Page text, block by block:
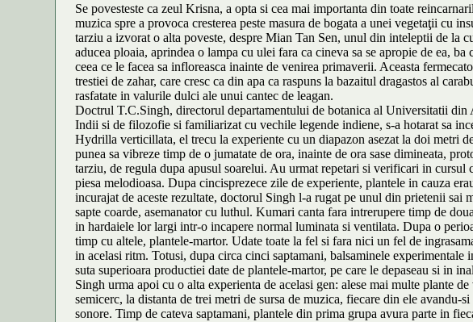
Se povesteste ca zeul Krisna, a opta si cea mai importanta din toate
muzica spre a provoca cresterea peste masura de bogata a unei vegetaţii
tarziu a izvorat o alta poveste, despre Mian Tan Sen, unul din inteleptii de la
aducea ploaia, aprindea o lampa cu ulei fara ca cineva sa se apropie de ea,
ceea ce le facea sa infloreasca inainte de venirea primaverii. Aceasta
trestiei de zahar, care cresc ca din apa ca raspuns la bazaitul dragastos al
rasfatate in valurile dulci ale unui cantec de leagan.
Doctrul T.C.Singh, directorul departamentului de botanica al Universitatii
Indii si de filozofie si familiarizat cu vechile legende indiene, s-a hotarat sa
Hydrilla verticillata, el trecu la experiente cu un diapazon asezat la doi metri
punea sa vibreze timp de o jumatate de ora, inainte de ora sase dimineata,
tarziu, de regula dupa apusul soarelui. Au urmat repetari si verificari in
piesa melodioasa. Dupa cincisprezece zile de experiente, plantele in cauza
incurajat de aceste rezultate, doctorul Singh l-a rugat pe unul din prietenii
sapte coarde, asemanator cu luthul. Kumari canta fara intrerupere timp de
in hardaiele lor largi intr-o incapere normal luminata si ventilata. Dupa o
timp cu altele, plantele-martor. Udate toate la fel si fara nici un fel de
in acelasi ritm. Totusi, dupa circa cinci saptamani, balsaminele
suta superioara productiei date de plantele-martor, pe care le depaseau si in
Singh urma apoi cu o alta experienta de acelasi gen: alese mai multe plante
semicerc, la distanta de trei metri de sursa de muzica, fiecare din ele avandu-
sonore. Timp de cateva saptamani, plantele din prima grupa avura parte in